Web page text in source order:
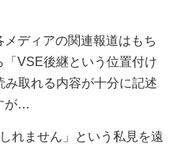
ディアの関連報道はもち
「VSE後継という位置付け
み取れる内容が十分に記述
が…
れません」という私見を遠